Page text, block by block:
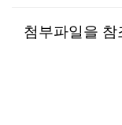
본문
첨부파일을 참